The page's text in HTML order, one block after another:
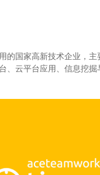
的国家高新技术企业，
云平台应用、信息挖掘